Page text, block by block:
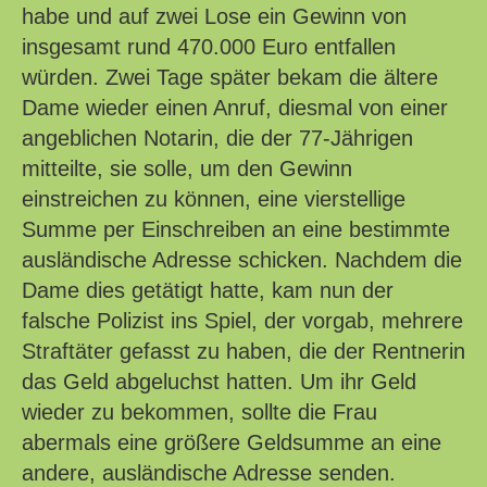
habe und auf zwei Lose ein Gewinn von
insgesamt rund 470.000 Euro entfallen
würden. Zwei Tage später bekam die ältere
Dame wieder einen Anruf, diesmal von einer
angeblichen Notarin, die der 77-Jährigen
mitteilte, sie solle, um den Gewinn
einstreichen zu können, eine vierstellige
Summe per Einschreiben an eine bestimmte
ausländische Adresse schicken. Nachdem die
Dame dies getätigt hatte, kam nun der
falsche Polizist ins Spiel, der vorgab, mehrere
Straftäter gefasst zu haben, die der Rentnerin
das Geld abgeluchst hatten. Um ihr Geld
wieder zu bekommen, sollte die Frau
abermals eine größere Geldsumme an eine
andere, ausländische Adresse senden.